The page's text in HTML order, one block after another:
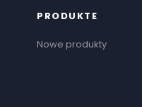
PRODUKTE
Nowe produkty